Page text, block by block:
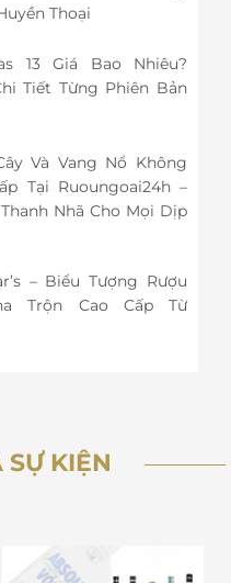
Thoại
13 Giá Bao Nhiêu?
Tiết Từng Phiên Bản
Và Vang Nổ Không
Tại Ruoungoai24h –
Nhã Cho Mọi Dịp
– Biểu Tượng Rượu
Trộn Cao Cấp Từ
SỰ KIỆN